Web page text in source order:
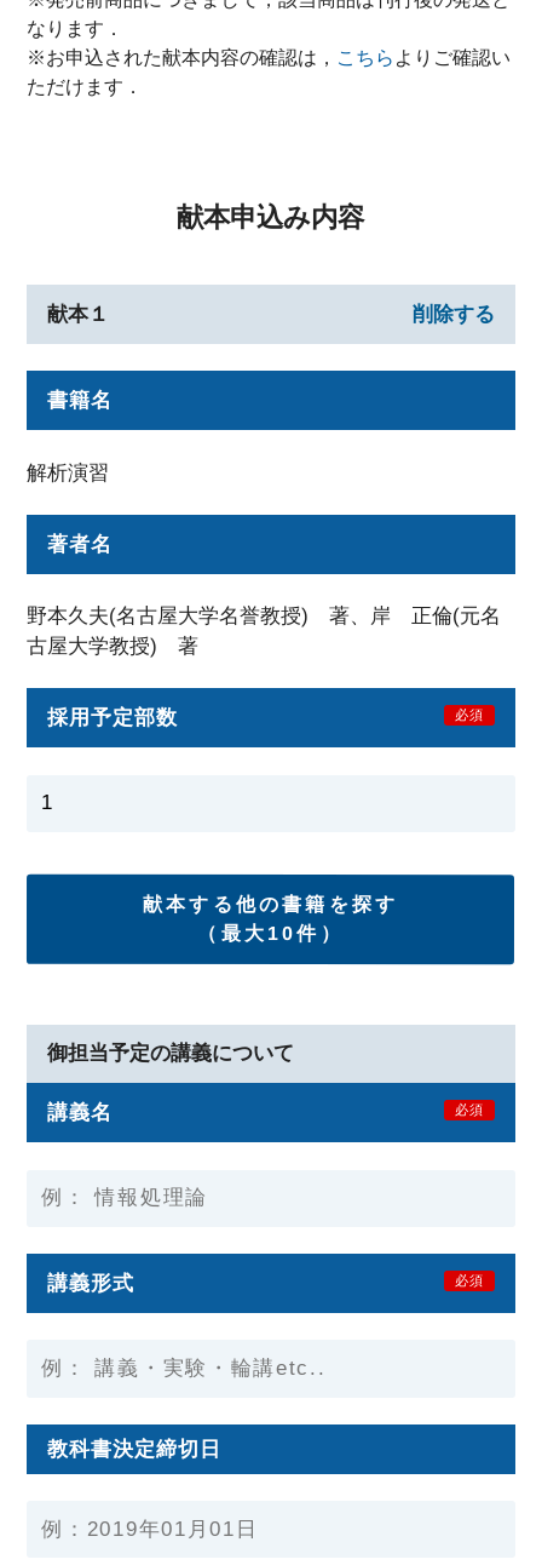
なります．
※お申込された献本内容の確認は， こちら よりご確認い
ただけます．
献本申込み内容
献本１ 削除する
書籍名
解析演習
著者名
野本久夫(名古屋大学名誉教授) 著、岸 正倫(元名
古屋大学教授) 著
採用予定部数 必須
献本する他の書籍を探す
（最大10件）
御担当予定の講義について
講義名 必須
講義形式 必須
教科書決定締切日